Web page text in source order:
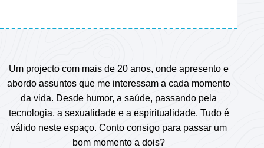
Um projecto com mais de 20 anos, onde apresento e
abordo assuntos que me interessam a cada momento
da vida. Desde humor, a saúde, passando pela
tecnologia, a sexualidade e a espiritualidade. Tudo é
válido neste espaço. Conto consigo para passar um
bom momento a dois?